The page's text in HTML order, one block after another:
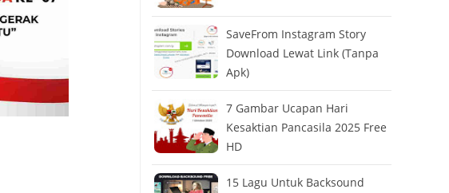
SaveFrom Instagram Story
Download Lewat Link (Tanpa
Apk)
7 Gambar Ucapan Hari
Kesaktian Pancasila 2025 Free
HD
15 Lagu Untuk Backsound